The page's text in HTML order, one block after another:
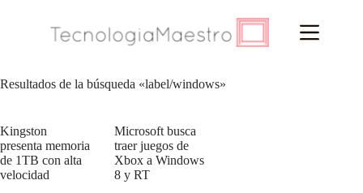
Resultados de la búsqueda «label/windows»
Kingston
presenta memoria
de 1TB con alta
velocidad
Microsoft busca
traer juegos de
Xbox a Windows
8 y RT